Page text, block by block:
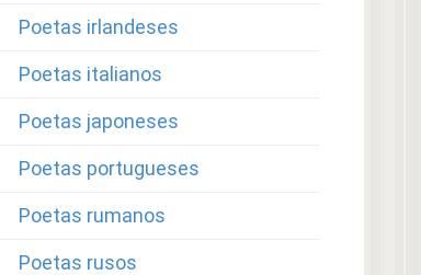
Poetas irlandeses
Poetas italianos
Poetas japoneses
Poetas portugueses
Poetas rumanos
Poetas rusos